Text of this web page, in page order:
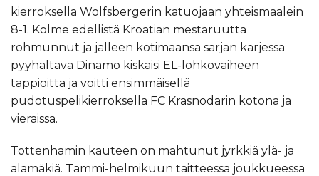
kierroksella Wolfsbergerin katuojaan yhteismaalein
8-1. Kolme edellistä Kroatian mestaruutta
rohmunnut ja jälleen kotimaansa sarjan kärjessä
pyyhältävä Dinamo kiskaisi EL-lohkovaiheen
tappioitta ja voitti ensimmäisellä
pudotuspelikierroksella FC Krasnodarin kotona ja
vieraissa.
Tottenhamin kauteen on mahtunut jyrkkiä ylä- ja
alamäkiä. Tammi-helmikuun taitteessa joukkueessa